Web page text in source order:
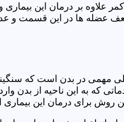
کمر علاوه بر درمان
عضله ها در این قسمت و
در بدن است که سنگینی
که به این ناحیه از بدن
روش برای درمان این